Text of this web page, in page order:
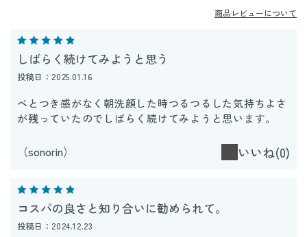
商品レビューについて
しばらく続けてみようと思う
投稿日：2025.01.16
べとつき感がなく朝洗顔した時つるつるした気持ちよさ
が残っていたのでしばらく続けてみようと思います。
（sonorin） いいね(0)
コスパの良さと知り合いに勧められて。
投稿日：2024.12.23